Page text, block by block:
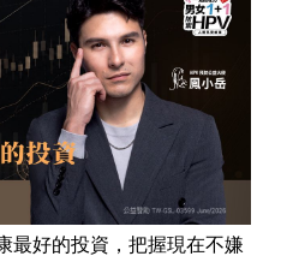
最好的投資，把握現在不嫌